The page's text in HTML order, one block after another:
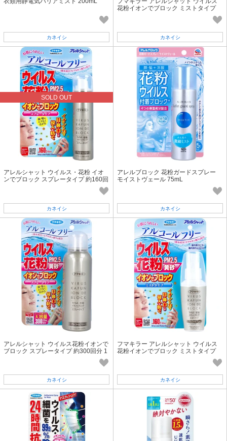
カネイシ
花粉イオンでブロック ミストタイプ
カネイシ
SOLD OUT
アレルシャット ウイルス・花粉 イオ
ンでブロック スプレータイプ 約160回
カネイシ
アレルブロック 花粉ガードスプレー
モイストヴェール 75mL
カネイシ
アレルシャット ウイルス花粉イオンで
ブロック スプレータイプ 約300回分 1
カネイシ
フマキラー アレルシャット ウイルス
花粉イオンでブロック ミストタイプ
カネイシ